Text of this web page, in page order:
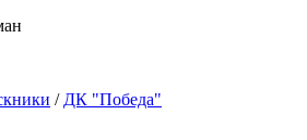
/ДК "Победа"